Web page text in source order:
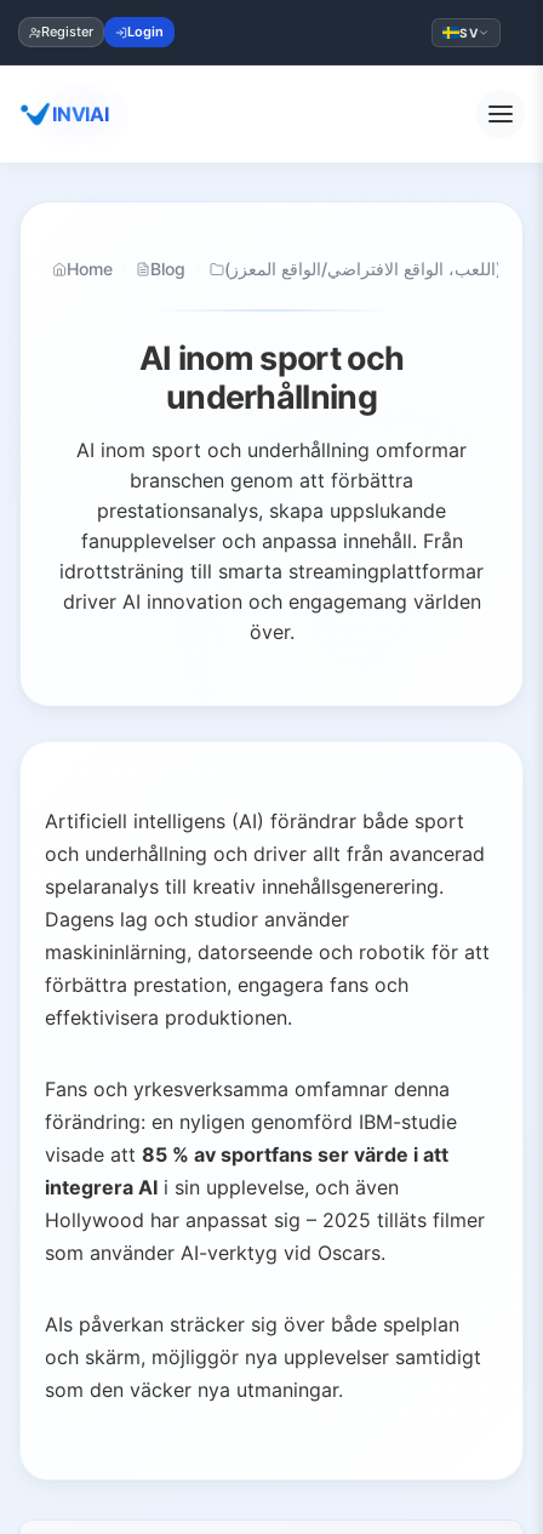
Register Login SV
INVIAI
Home Blog (اللعب، الواقع الافتراضي/الواقع المعزز)
AI inom sport och
underhållning
AI inom sport och underhållning omformar
branschen genom att förbättra
prestationsanalys, skapa uppslukande
fanupplevelser och anpassa innehåll. Från
idrottsträning till smarta streamingplattformar
driver AI innovation och engagemang världen
över.
Artificiell intelligens (AI) förändrar både sport
och underhållning och driver allt från avancerad
spelaranalys till kreativ innehållsgenerering.
Dagens lag och studior använder
maskininlärning, datorseende och robotik för att
förbättra prestation, engagera fans och
effektivisera produktionen.
Fans och yrkesverksamma omfamnar denna
förändring: en nyligen genomförd IBM-studie
visade att 85 % av sportfans ser värde i att
integrera AI i sin upplevelse, och även
Hollywood har anpassat sig – 2025 tilläts filmer
som använder AI-verktyg vid Oscars.
AIs påverkan sträcker sig över både spelplan
och skärm, möjliggör nya upplevelser samtidigt
som den väcker nya utmaningar.